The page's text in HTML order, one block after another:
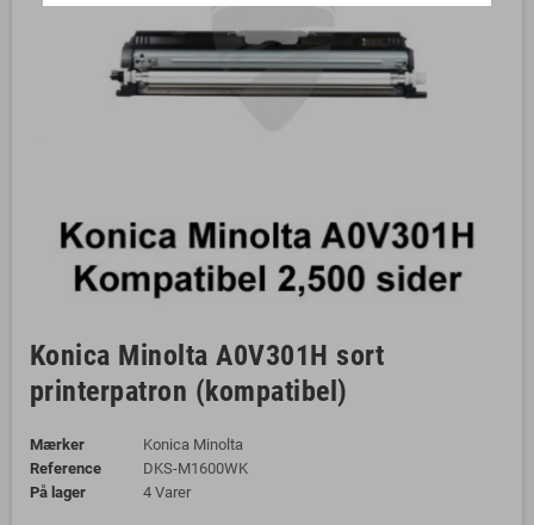
Konica Minolta A0V301H sort
printerpatron (kompatibel)
Mærker
Konica Minolta
Reference
DKS-M1600WK
På lager
4 Varer